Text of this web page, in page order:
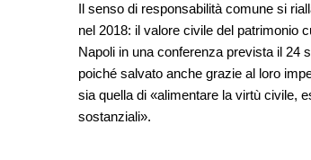
Il senso di responsabilità comune si
nel 2018: il valore civile del patrimonio
Napoli in una conferenza prevista il 24
poiché salvato anche grazie al loro
sia quella di «alimentare la virtù civile,
sostanziali».